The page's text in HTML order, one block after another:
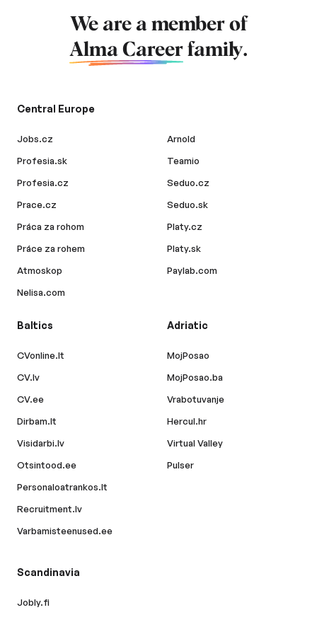
We are a member of
Alma Career family.
Central Europe
Jobs.cz
Profesia.sk
Profesia.cz
Prace.cz
Práca za rohom
Práce za rohem
Atmoskop
Nelisa.com
Arnold
Teamio
Seduo.cz
Seduo.sk
Platy.cz
Platy.sk
Paylab.com
Baltics
CVonline.lt
CV.lv
CV.ee
Dirbam.lt
Visidarbi.lv
Otsintood.ee
Personaloatrankos.lt
Recruitment.lv
Varbamisteenused.ee
Adriatic
MojPosao
MojPosao.ba
Vrabotuvanje
Hercul.hr
Virtual Valley
Pulser
Scandinavia
Jobly.fi